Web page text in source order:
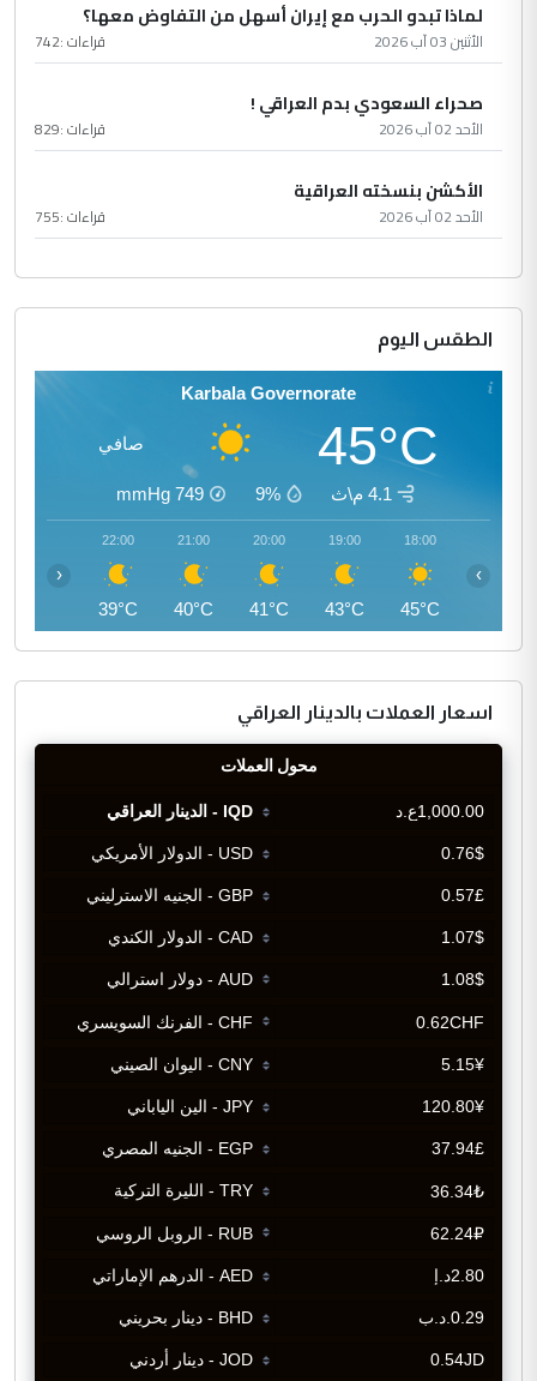
لماذا تبدو الحرب مع إيران أسهل من التفاوض معها؟
الأثنين 03 آب 2026 قراءات :742
صحراء السعودي بدم العراقي !
الأحد 02 آب 2026 قراءات :829
الأكشن بنسخته العراقية
الأحد 02 آب 2026 قراءات :755
الطقس اليوم
Karbala Governorate
45°C صافي
4.1 م\ث 9%
749
mmHg
18:00
45°C
19:00
43°C
20:00
41°C
21:00
40°C
22:00
39°C
‹ ›
اسعار العملات بالدينار العراقي